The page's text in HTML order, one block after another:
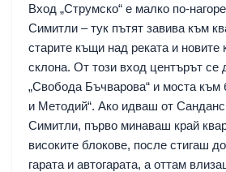
Вход „Струмско“ е малко по-
Симитли – тук пътят завива към
старите къщи над реката и новите
склона. От този вход центърът се
„Свобода Бъчварова“ и моста към
и Методий“. Ако идваш от
Симитли, първо минаваш край
високите блокове, после стигаш
гарата и автогарата, а оттам